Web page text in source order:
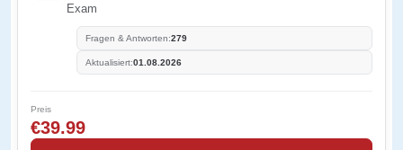
Exam
Fragen & Antworten:279
Aktualisiert:01.08.2026
Preis
€39.99